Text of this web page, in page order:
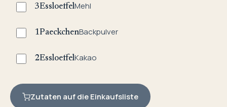
3EssloeffelMehl
1PaeckchenBackpulver
2EssloeffelKakao
Zutaten auf die Einkaufsliste